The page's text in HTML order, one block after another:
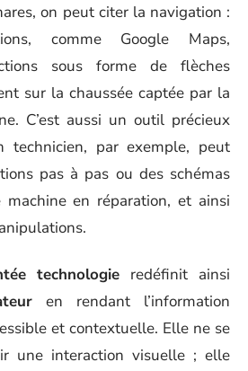
on peut citer la navigation :
comme Google Maps,
sous forme de flèches
sur la chaussée captée par la
C’est aussi un outil précieux
technicien, par exemple, peut
pas à pas ou des schémas
en réparation, et ainsi
technologie redéfinit ainsi
en rendant l’information
et contextuelle. Elle ne se
une interaction visuelle ; elle